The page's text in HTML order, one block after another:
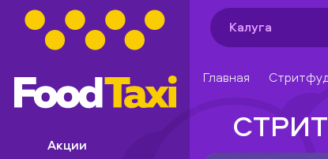
Калуга
Акции
Главная